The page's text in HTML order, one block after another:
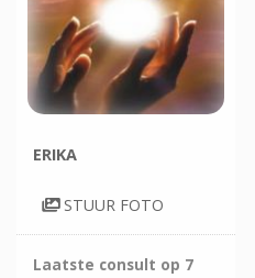
ERIKA
STUUR FOTO
Laatste consult op 7